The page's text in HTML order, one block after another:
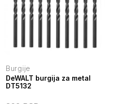
Burgije
DeWALT burgija za metal
DT5132